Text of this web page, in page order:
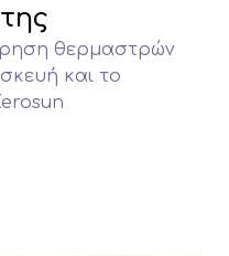
θερμαστρών
και το